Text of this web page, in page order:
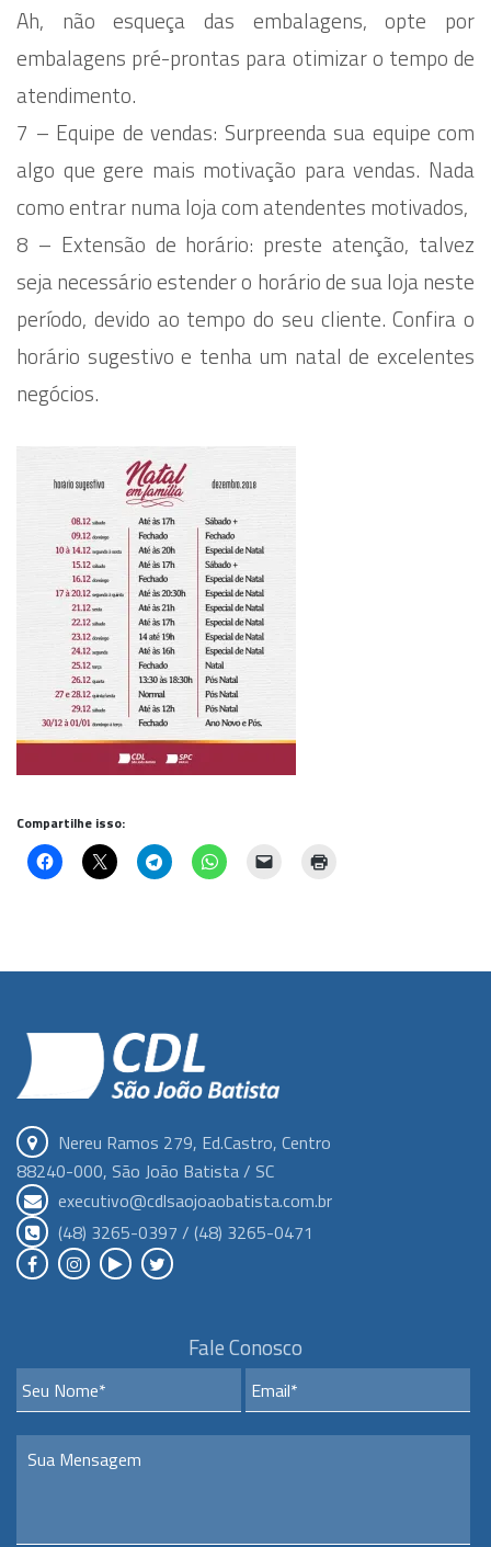
Ah, não esqueça das embalagens, opte por
embalagens pré-prontas para otimizar o tempo de
atendimento.
7 – Equipe de vendas: Surpreenda sua equipe com
algo que gere mais motivação para vendas. Nada
como entrar numa loja com atendentes motivados,
8 – Extensão de horário: preste atenção, talvez
seja necessário estender o horário de sua loja neste
período, devido ao tempo do seu cliente. Confira o
horário sugestivo e tenha um natal de excelentes
negócios.
Compartilhe isso:
Nereu Ramos 279, Ed.Castro, Centro
88240-000, São João Batista / SC
executivo@cdlsaojoaobatista.com.br
(48) 3265-0397 / (48) 3265-0471
Fale Conosco